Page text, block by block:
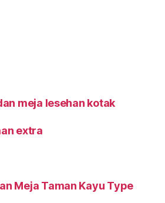
meja lesehan kotak
extra
Meja Taman Kayu Type